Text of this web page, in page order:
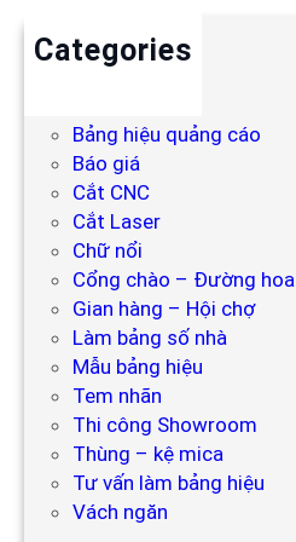
Categories
Bảng hiệu quảng cáo
Báo giá
Cắt CNC
Cắt Laser
Chữ nổi
Cổng chào – Đường hoa
Gian hàng – Hội chợ
Làm bảng số nhà
Mẫu bảng hiệu
Tem nhãn
Thi công Showroom
Thùng – kệ mica
Tư vấn làm bảng hiệu
Vách ngăn